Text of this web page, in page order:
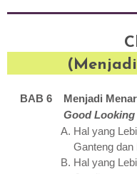
BAB 6 Menjadi
Good Looking
Hal yang
Ganteng dan
Hal yang